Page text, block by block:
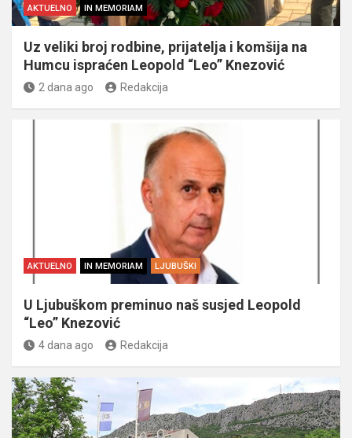
AKTUELNO IN MEMORIAM
Uz veliki broj rodbine, prijatelja i komšija na
Humcu ispraćen Leopold “Leo” Knezović
2 dana ago Redakcija
AKTUELNO IN MEMORIAM LJUBUŠKI
U Ljubuškom preminuo naš susjed Leopold
“Leo” Knezović
4 dana ago Redakcija